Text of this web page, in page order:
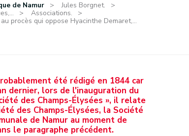
de Namur
Jules Borgnet.
Associations.
procès qui oppose Hyacinthe Demaret,...
été rédigé en 1844 car
dernier, lors de l'inauguration du
des Champs-Élysées », il relate
des Champs-Élysées, la Société
de Namur au moment de
le paragraphe précédent.